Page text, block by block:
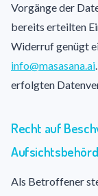
Vorgänge der
bereits erteilten
Widerruf genügt
info@masasana.ai
erfolgten
Recht auf
Als Betroffener